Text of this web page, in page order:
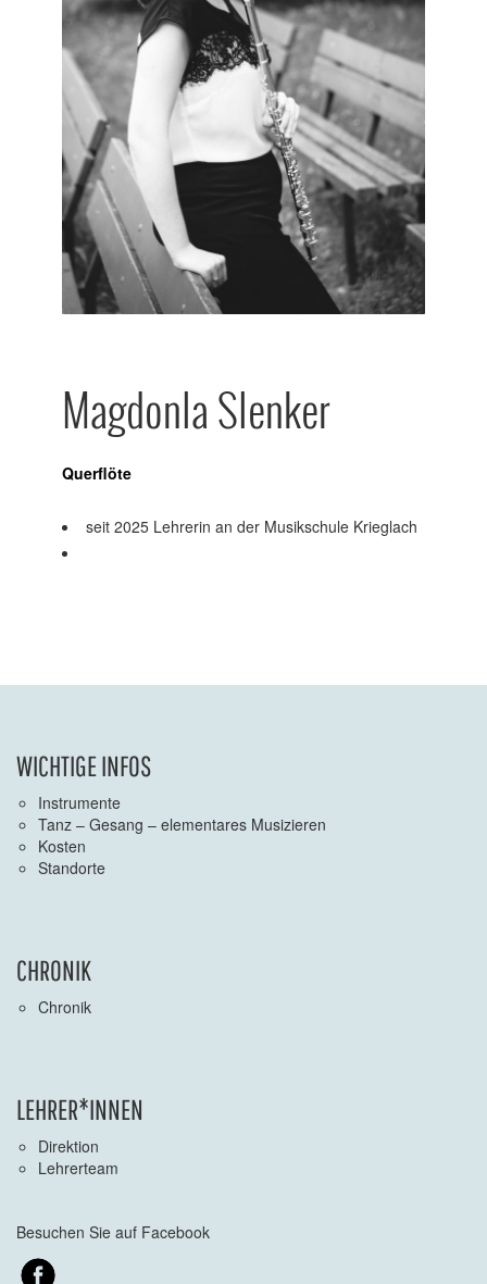
Magdonla Slenker
Querflöte
seit 2025 Lehrerin an der Musikschule Krieglach
WICHTIGE INFOS
Instrumente
Tanz – Gesang – elementares Musizieren
Kosten
Standorte
CHRONIK
Chronik
LEHRER*INNEN
Direktion
Lehrerteam
Besuchen Sie auf Facebook